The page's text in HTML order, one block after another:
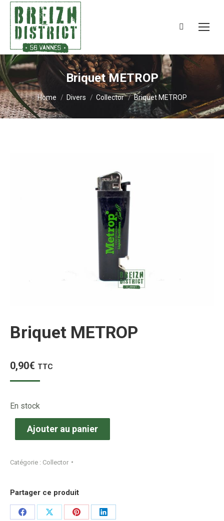
Search:
Briquet METROP
You are here:
Home Divers Collector Briquet METROP
Briquet METROP
0,90€ TTC
En stock
Ajouter au panier
Catégorie : Collector
Partager ce produit
Share
Share
Share
Share